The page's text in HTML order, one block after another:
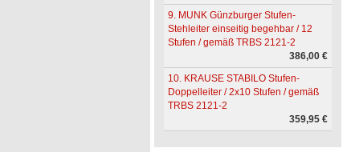
9. MUNK Günzburger Stufen-
Stehleiter einseitig begehbar / 12
Stufen / gemäß TRBS 2121-2
386,00 €
10. KRAUSE STABILO Stufen-
Doppelleiter / 2x10 Stufen / gemäß
TRBS 2121-2
359,95 €